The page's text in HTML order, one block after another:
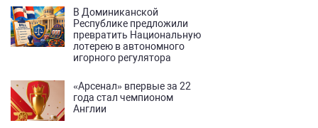
В Доминиканской
Республике предложили
превратить Национальную
лотерею в автономного
игорного регулятора
«Арсенал» впервые за 22
года стал чемпионом
Англии